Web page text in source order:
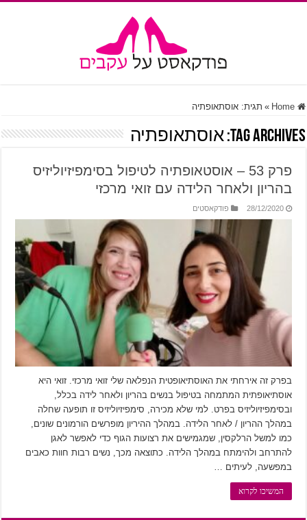
Home
» תגית:אוסתאופתיה
Tag Archives: אוסתאופתיה
פרק 53 – אוסטאופתיה לטיפול בסימפיזיוליזיס
בהריון ולאחר הלידה עם זואי מרכזי
28/12/2020 פודקאסטים
בפרק זה אירחתי את האוסתיאופטית הנפלאה שלי זואי מרכזי. זואי היא
אוסתיאופתית המתמחה בטיפול בנשים בהריון ולאחר לידה בכלל,
ובסימפיזיוליזיס בפרט. למי שלא מכירה, סימפיזיוליזיס זו תופעה שחלה
במהלך ההריון / לאחר הלידה. במהלך ההיריון מופרשים הורמונים שונים,
כמו למשל הרלקסין, שמגמישים את רצועות הגוף כדי לאפשר לאגן
להתרחב ולהימתח במהלך הלידה. כתוצאה מכך, נשים רבות חוות כאבים
במפשעה, לעיתים …
המשיכו לקרוא